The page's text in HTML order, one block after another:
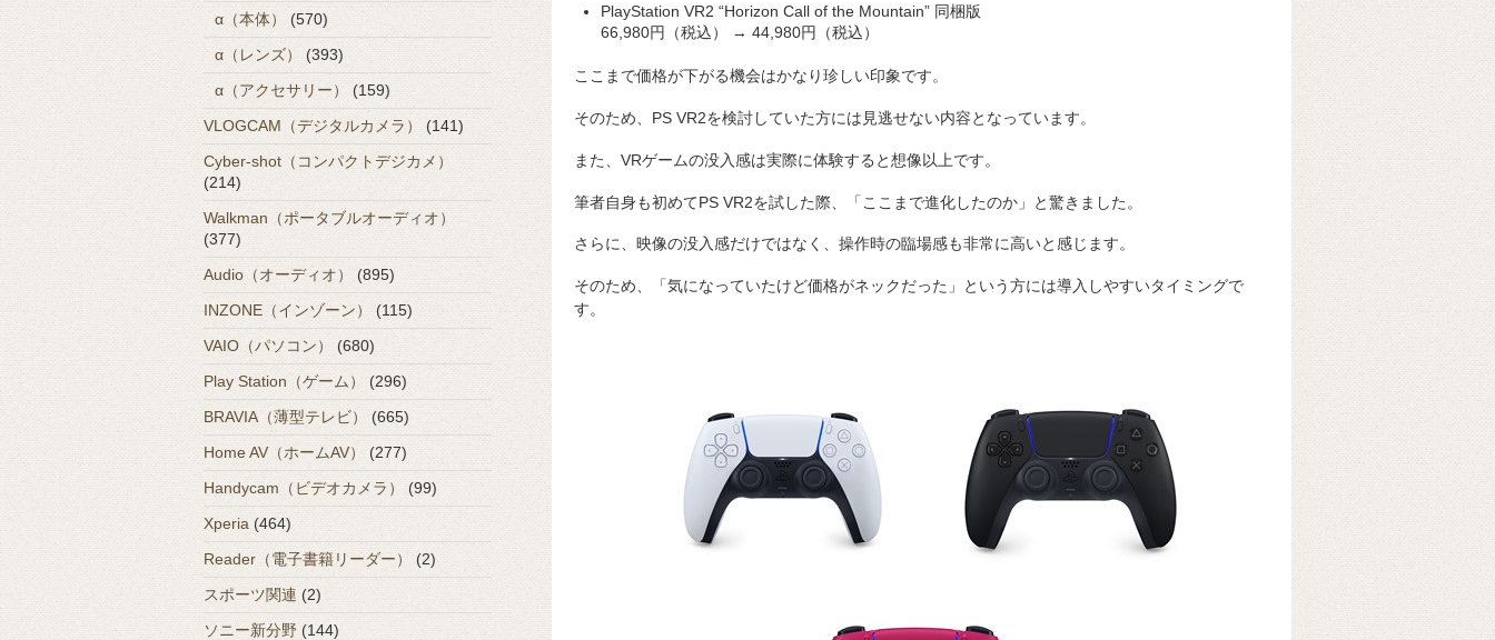
PlayStation VR2 “Horizon Call of the Mountain” 同梱版
66,980円（税込） → 44,980円（税込）
ここまで価格が下がる機会はかなり珍しい印象です。
そのため、PS VR2を検討していた方には見逃せない内容となっています。
また、VRゲームの没入感は実際に体験すると想像以上です。
筆者自身も初めてPS VR2を試した際、「ここまで進化したのか」と驚きました。
さらに、映像の没入感だけではなく、操作時の臨場感も非常に高いと感じます。
そのため、「気になっていたけど価格がネックだった」という方には導入しやすいタイミングで
す。
α（本体）
(570)
α（レンズ）
(393)
α（アクセサリー）
(159)
VLOGCAM（デジタルカメラ）
(141)
Cyber-shot（コンパクトデジカメ）
(214)
Walkman（ポータブルオーディオ）
(377)
Audio（オーディオ）
(895)
INZONE（インゾーン）
(115)
VAIO（パソコン）
(680)
Play Station（ゲーム）
(296)
BRAVIA（薄型テレビ）
(665)
Home AV（ホームAV）
(277)
Handycam（ビデオカメラ）
(99)
Xperia (464)
Reader（電子書籍リーダー）
(2)
スポーツ関連 (2)
ソニー新分野 (144)